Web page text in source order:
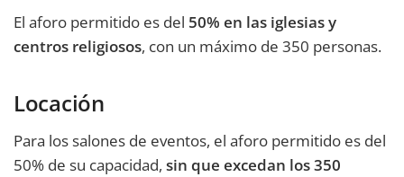
El aforo permitido es del 50% en las iglesias y
centros religiosos, con un máximo de 350 personas.
Locación
Para los salones de eventos, el aforo permitido es del
50% de su capacidad, sin que excedan los 350